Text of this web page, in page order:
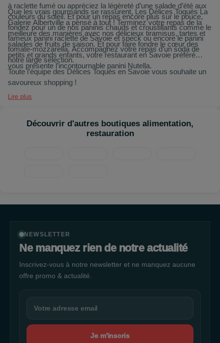
à raclette fumé ou appréciez la légèreté d’une salade d’été aux
couleurs du soleil. Et pour un repas encore plus sur le pouce,
fondez pour un de nos paninis chauds et croustillants comme le
fameux panini raclette de Savoie et speck ou encore le panini
tomate-mozzarella. Accompagnez votre repas d’un soda de
notre large sélection.
Que les vrais gourmands se rassurent, Les Délices Toqués La
Galerie Albertville a pensé à tout ! Terminez votre repas de la
meilleure des manières avec nos délicieux tiramisus, tartes et
salades de fruits de saison. Et pour faire fondre le cœur des
petits et grands enfants, votre restaurant en Savoie préféré
vous présente l’incontournable panini Nutella.
Toute l’équipe des Délices Toqués en Savoie vous souhaite un
savoureux shopping !
Lire plus
Découvrir d'autres boutiques alimentation,
restauration
NEWSLETTER
Ne manquez rien de notre actualité
Inscrivez-vous à notre newsletter et ne manquez aucune
offre promo & actualité.
Je m'inscris